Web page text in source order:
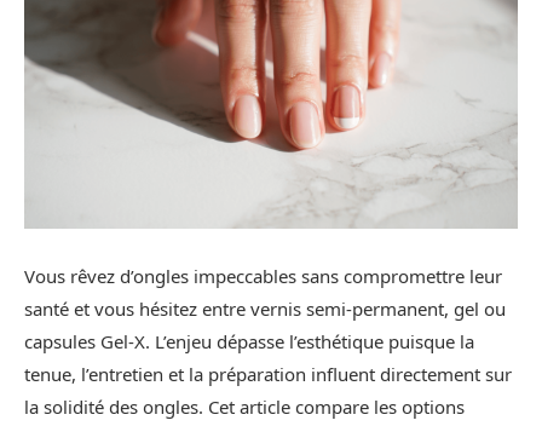
Vous rêvez d’ongles impeccables sans compromettre leur
santé et vous hésitez entre vernis semi-permanent, gel ou
capsules Gel‑X. L’enjeu dépasse l’esthétique puisque la
tenue, l’entretien et la préparation influent directement sur
la solidité des ongles. Cet article compare les options